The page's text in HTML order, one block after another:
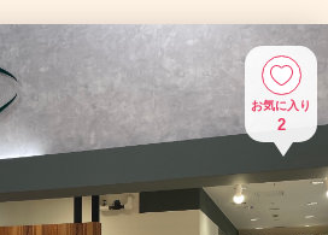
お気に入り
2